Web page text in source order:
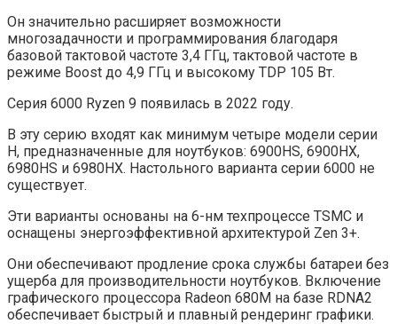
Он значительно расширяет возможности
многозадачности и программирования благодаря
базовой тактовой частоте 3,4 ГГц, тактовой частоте в
режиме Boost до 4,9 ГГц и высокому TDP 105 Вт.
Серия 6000 Ryzen 9 появилась в 2022 году.
В эту серию входят как минимум четыре модели серии
H, предназначенные для ноутбуков: 6900HS, 6900HX,
6980HS и 6980HX. Настольного варианта серии 6000 не
существует.
Эти варианты основаны на 6-нм техпроцессе TSMC и
оснащены энергоэффективной архитектурой Zen 3+.
Они обеспечивают продление срока службы батареи без
ущерба для производительности ноутбуков. Включение
графического процессора Radeon 680M на базе RDNA2
обеспечивает быстрый и плавный рендеринг графики.